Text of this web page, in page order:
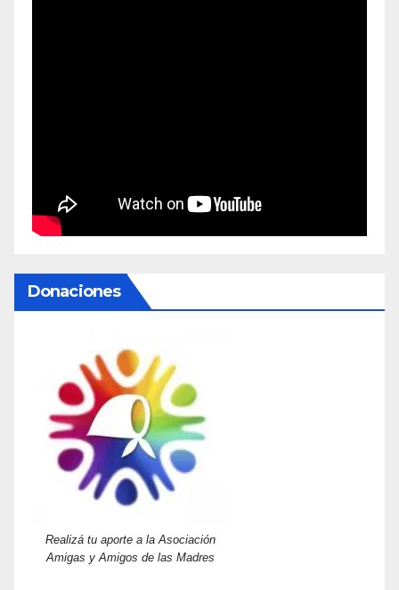
Donaciones
Realizá tu aporte a la Asociación
Amigas y Amigos de las Madres